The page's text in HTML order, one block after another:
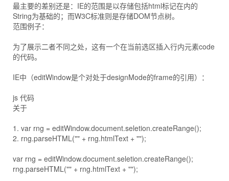
最主要的差别还是：IE的范围是以存储包括html标记在内的
String为基础的；而W3C标准则是存储DOM节点树。
范围例子：
为了展示二者不同之处，这有一个在当前选区插入行内元素code
的代码。
IE中（editWindow是个对处于designMode的frame的引用）：
js 代码
关于
1. var rng = editWindow.document.seletion.createRange();
2. rng.parseHTML("" + rng.htmlText + "");
var rng = editWindow.document.seletion.createRange();
rng.parseHTML("" + rng.htmlText + "");